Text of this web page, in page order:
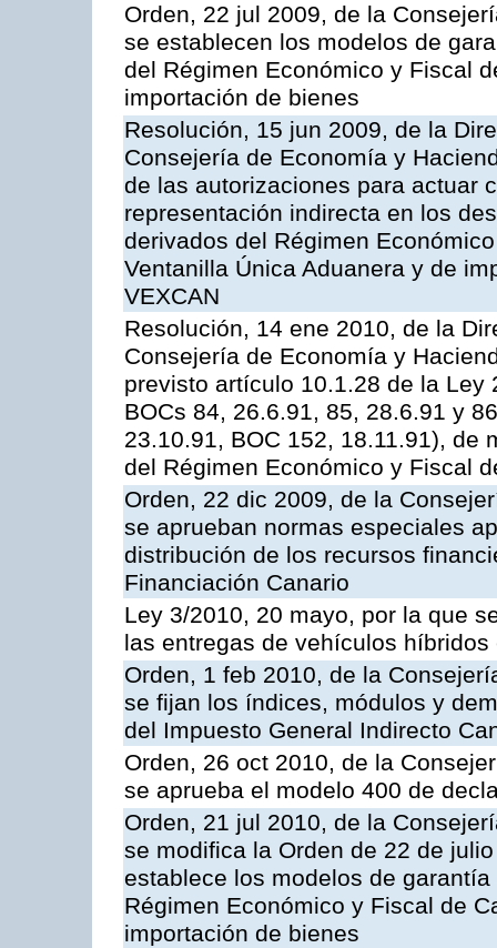
Orden, 22 jul 2009, de la
se establecen los modelos de
del Régimen Económico y Fiscal
importación de bienes
Resolución, 15 jun 2009, de la
Consejería de Economía y
de las autorizaciones para actuar
representación indirecta en los
derivados del Régimen
Ventanilla Única Aduanera y de
VEXCAN
Resolución, 14 ene 2010, de la
Consejería de Economía y
previsto artículo 10.1.28 de la Ley
BOCs 84, 26.6.91, 85, 28.6.91 y
23.10.91, BOC 152, 18.11.91), de
del Régimen Económico y Fiscal
Orden, 22 dic 2009, de la
se aprueban normas especiales
distribución de los recursos
Financiación Canario
Ley 3/2010, 20 mayo, por la que
las entregas de vehículos
Orden, 1 feb 2010, de la
se fijan los índices, módulos y
del Impuesto General Indirecto
Orden, 26 oct 2010, de la
se aprueba el modelo 400 de
Orden, 21 jul 2010, de la
se modifica la Orden de 22 de
establece los modelos de
Régimen Económico y Fiscal de
importación de bienes